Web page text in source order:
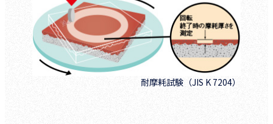
耐摩耗試験（JIS K 7204）